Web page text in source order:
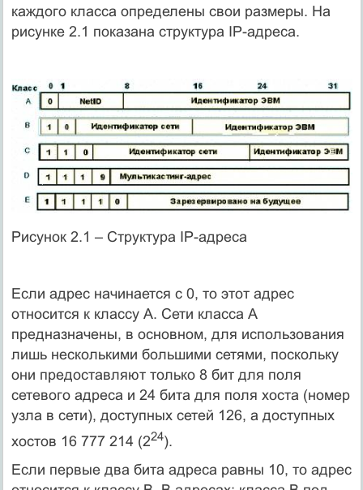
каждого класса определены свои размеры. На
рисунке 2.1 показана структура IP-адреса.
Рисунок 2.1 – Структура IP-адреса
Если адрес начинается с 0, то этот адрес
относится к классу A. Сети класса А
предназначены, в основном, для использования
лишь несколькими большими сетями, поскольку
они предоставляют только 8 бит для поля
сетевого адреса и 24 бита для поля хоста (номер
узла в сети), доступных сетей 126, а доступных
хостов 16 777 214 (224).
Если первые два бита адреса равны 10, то адрес